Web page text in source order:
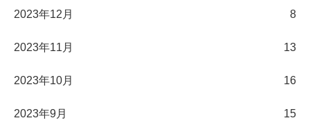
2023年12月 8
2023年11月 13
2023年10月 16
2023年9月 15